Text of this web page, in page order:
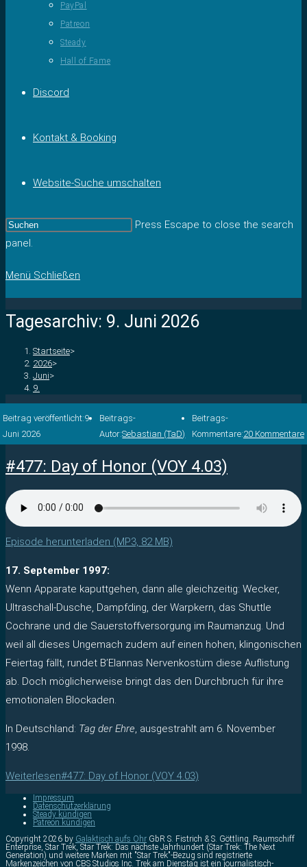
PayPal
Patreon
Steady
Hall of Fame
Discord
Kontakt & Booking
Website-Suche umschalten
Press Escape to close the search
panel.
Menü Schließen
Tagesarchiv: 9. Juni 2026
Startseite>
2026>
Juni>
9.
Beitrag veröffentlicht:9.
Juni 2026
Beitrags-
Autor:Sebastian (TaD)
Beitrags-
Kommentare:20 Kommentare
#477: Day of Honor (VOY 4.03)
Episode herunterladen (MP3, 82 MB)
17. September 1997:
Wenn Apparate kaputtgehen, dann alle gleichzeitig: Wecker,
Ultraschall-Dusche, Dampfding, der Warpkern, das Shuttle
Cochrane und die Sauerstoffversorgung im Raumanzug. Und
weil all dieses Ungemach zudem auf einen hohen, klingonischen
Feiertag fällt, rundet B’Elannas Nervenkostüm diese Auflistung
ab. Doch möglicherweise bringt das den Durchbruch für ihre
emotionalen Blockaden.
In Deutschland: Tag der Ehre, ausgestrahlt am 6. November
1998.
Weiterlesen#477: Day of Honor (VOY 4.03)
Impressum
Datenschutzerklärung
Steady kündigen
Patreon kündigen
Copyright 2026 by Galaktisch aufs Ohr GbR S. Fistrich & S. Göttling. Raumschiff
Enterprise, Star Trek, Star Trek: Das nächste Jahrhundert (Star Trek: The Next
Generation) und weitere Marken mit "Star Trek"-Bezug sind registrierte
Markenzeichen von CBS Studios Inc. Trek am Dienstag ist ein journalistisch-